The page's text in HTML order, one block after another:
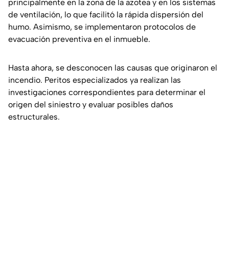
principalmente en la zona de la azotea y en los sistemas
de ventilación, lo que facilitó la rápida dispersión del
humo. Asimismo, se implementaron protocolos de
evacuación preventiva en el inmueble.
Hasta ahora, se desconocen las causas que originaron el
incendio. Peritos especializados ya realizan las
investigaciones correspondientes para determinar el
origen del siniestro y evaluar posibles daños
estructurales.